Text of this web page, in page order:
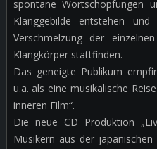
spontane Wortschöpfungen
Klanggebilde entstehen
Verschmelzung der
Klangkörper stattfinden.
Das geneigte Publikum
u.a. als eine musikalische
inneren Film“.
Die neue CD Produktion
Musikern aus der